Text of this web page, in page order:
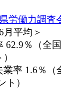
労働力調査
平均＞
62.9％（全
業率 1.6％
ト）